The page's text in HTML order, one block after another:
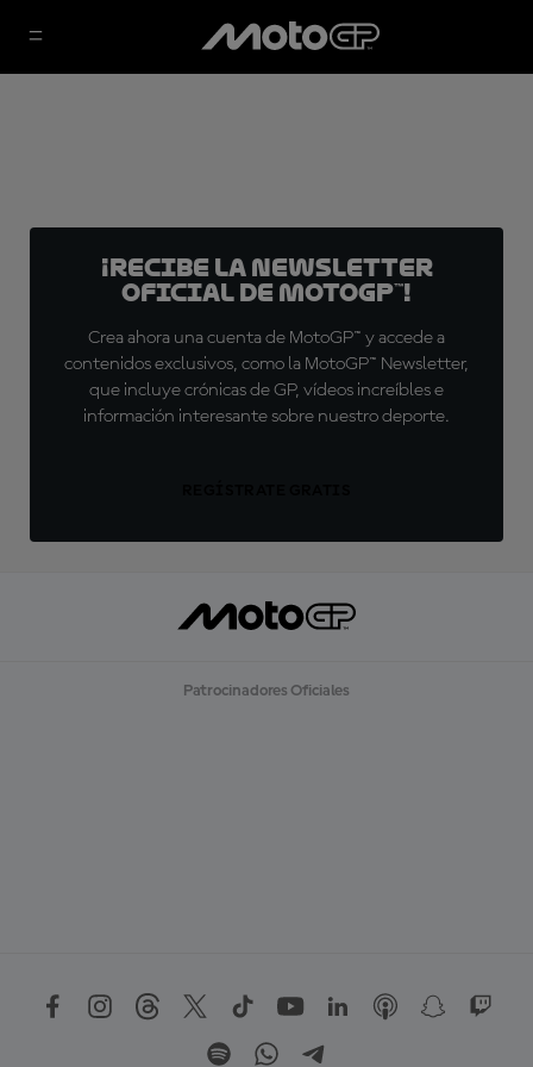
¡Recibe la Newsletter
oficial de MotoGP™!
Crea ahora una cuenta de MotoGP™ y accede a
contenidos exclusivos, como la MotoGP™ Newsletter,
que incluye crónicas de GP, vídeos increíbles e
información interesante sobre nuestro deporte.
Patrocinadores Oficiales